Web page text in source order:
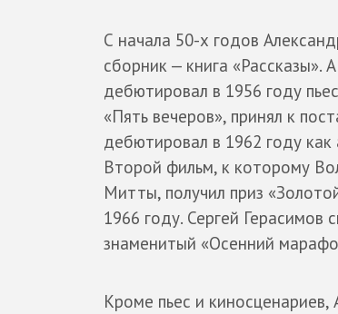
С начала 50-х годов
сборник — книга
дебютировал в 1956 году
«Пять вечеров», принял к
дебютировал в 1962 году
Второй фильм, к которому
Митты, получил приз
1966 году. Сергей
знаменитый «Осенний
Кроме пьес и